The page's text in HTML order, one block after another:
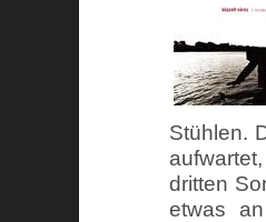
Stühlen.
dritten
etwas